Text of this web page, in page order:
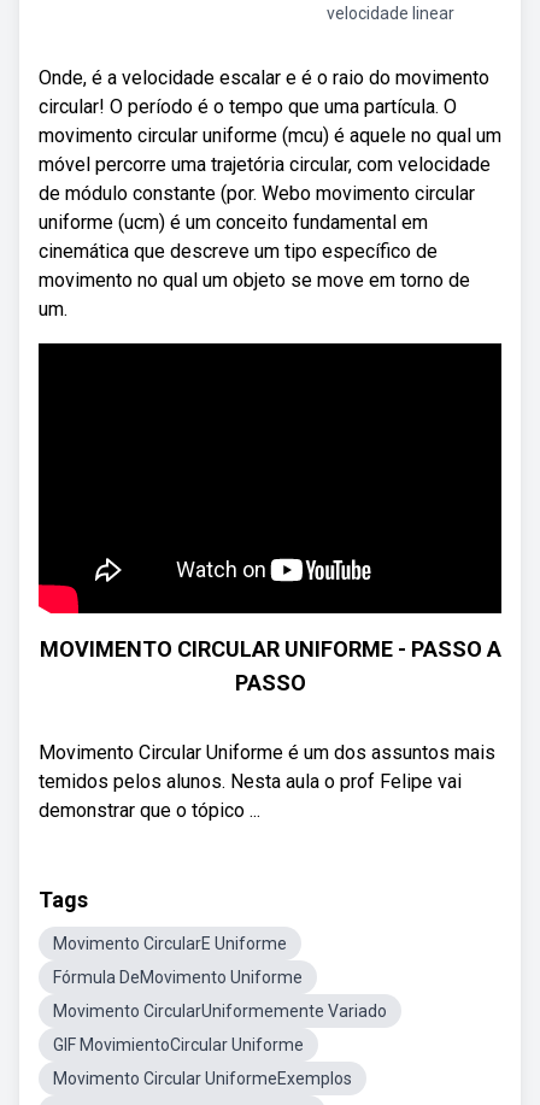
velocidade linear
Onde, é a velocidade escalar e é o raio do movimento
circular! O período é o tempo que uma partícula. O
movimento circular uniforme (mcu) é aquele no qual um
móvel percorre uma trajetória circular, com velocidade
de módulo constante (por. Webo movimento circular
uniforme (ucm) é um conceito fundamental em
cinemática que descreve um tipo específico de
movimento no qual um objeto se move em torno de
um.
MOVIMENTO CIRCULAR UNIFORME - PASSO A
PASSO
Movimento Circular Uniforme é um dos assuntos mais
temidos pelos alunos. Nesta aula o prof Felipe vai
demonstrar que o tópico ...
Tags
Movimento CircularE Uniforme
Fórmula DeMovimento Uniforme
Movimento CircularUniformemente Variado
GIF MovimientoCircular Uniforme
Movimento Circular UniformeExemplos